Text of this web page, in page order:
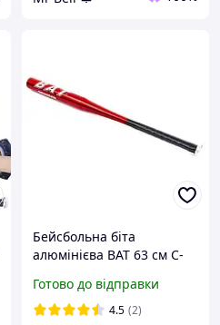
Бейсбольна біта
алюмінієва BAT 63 см C-
Готово до відправки
4.5 (2)